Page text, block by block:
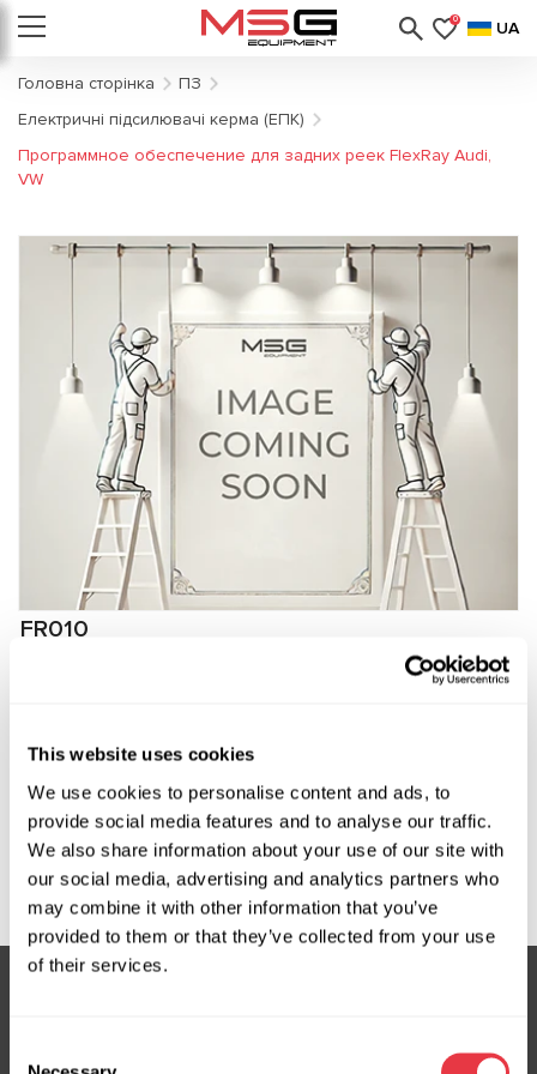
This website uses cookies
We use cookies to personalise content and ads, to
provide social media features and to analyse our traffic.
We also share information about your use of our site with
our social media, advertising and analytics partners who
may combine it with other information that you’ve
provided to them or that they’ve collected from your use
of their services.
0 UA
Головна сторінка
ПЗ
Електричні підсилювачі керма (ЕПК)
Программное обеспечение для задних реек FlexRay Audi,
VW
FR010
Программное обеспечение для задних реек
Виробник:MSG Equipment
Запит ціни